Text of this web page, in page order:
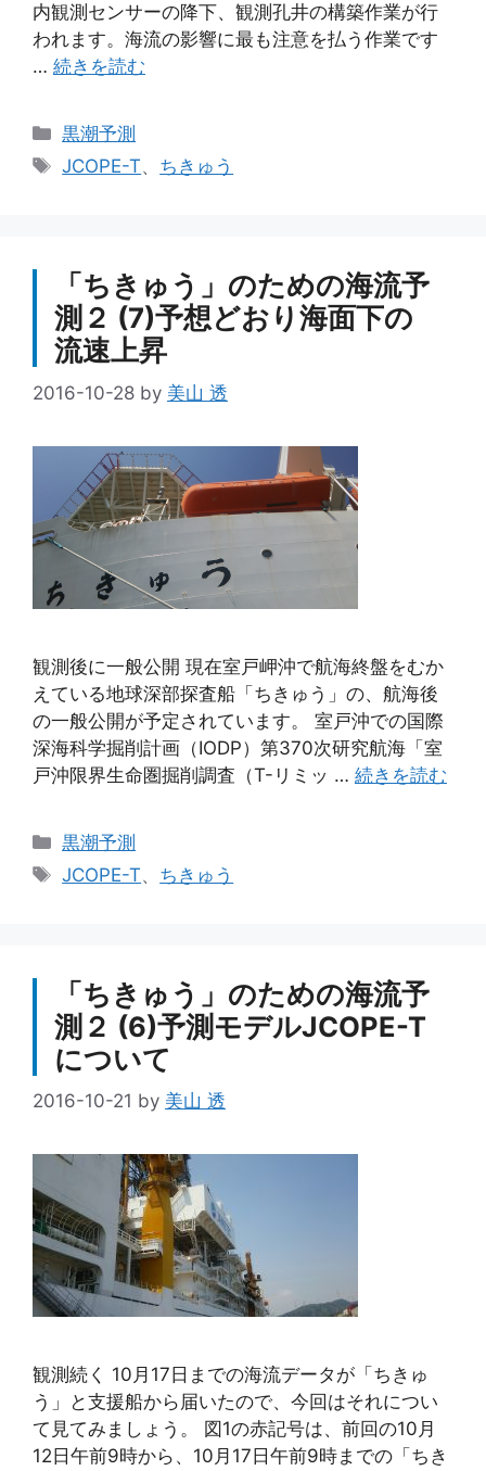
内観測センサーの降下、観測孔井の構築作業が行
われます。海流の影響に最も注意を払う作業です
… 続きを読む
カ
テ
黒潮予測
タ
JCOPE-T、 ちきゅう
「ちきゅう」のための海流予
測２ (7)予想どおり海面下の
流速上昇
2016-10-28 by 美山 透
観測後に一般公開 現在室戸岬沖で航海終盤をむか
えている地球深部探査船「ちきゅう」の、航海後
の一般公開が予定されています。 室戸沖での国際
深海科学掘削計画（IODP）第370次研究航海「室
戸沖限界生命圏掘削調査（T-リミッ … 続きを読む
カ
テ
黒潮予測
タ
JCOPE-T、 ちきゅう
「ちきゅう」のための海流予
測２ (6)予測モデルJCOPE-T
について
2016-10-21 by 美山 透
観測続く 10月17日までの海流データが「ちきゅ
う」と支援船から届いたので、今回はそれについ
て見てみましょう。 図1の赤記号は、前回の10月
12日午前9時から、10月17日午前9時までの「ちき